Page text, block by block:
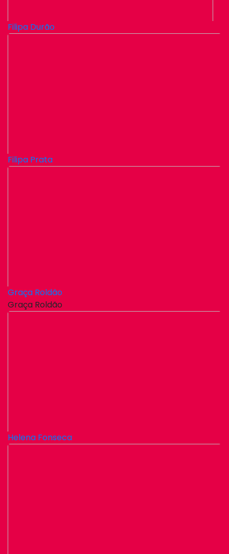
Filipa Durão
Filipa Prata
Graça Roldão
Graça Roldão
Helena Fonseca